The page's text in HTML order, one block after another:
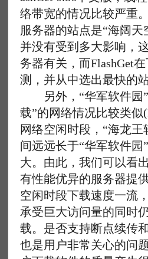
络带宽的情况比较严重
服务器的站点是“海阔天
并没有受到多大影响，
务器有关，而FlashGet
测，并从中选出最快的
另外，“华军软件园”
载”的网络情况比较类似
网络空闲时段，“海龙
间远远长于“华军软件园
大。由此，我们可以看
有性能优异的服务器提
空闲时段下载速度一流
承受巨大访问量的同时
载。是否支持断点续传
也是用户非常关心的问